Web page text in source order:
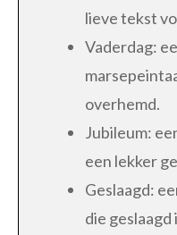
lieve tekst
Vaderdag:
overhemd.
Jubileum:
een lekker
Geslaagd:
die geslaagd